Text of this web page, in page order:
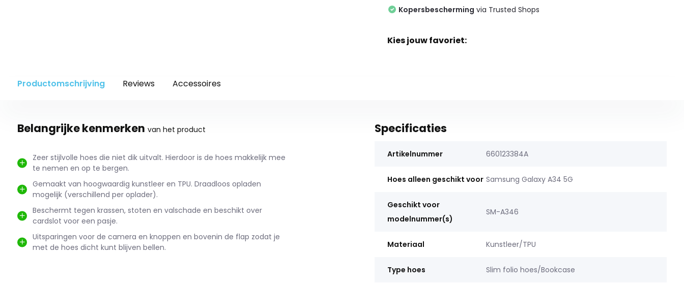
Kopersbescherming via Trusted Shops
Kies jouw favoriet:
Productomschrijving Reviews Accessoires
Belangrijke kenmerken van het product
Zeer stijlvolle hoes die niet dik uitvalt. Hierdoor is de hoes makkelijk mee
te nemen en op te bergen.
Gemaakt van hoogwaardig kunstleer en TPU. Draadloos opladen
mogelijk (verschillend per oplader).
Beschermt tegen krassen, stoten en valschade en beschikt over
cardslot voor een pasje.
Uitsparingen voor de camera en knoppen en bovenin de flap zodat je
met de hoes dicht kunt blijven bellen.
Specificaties
Artikelnummer 660123384A
Hoes alleen geschikt voor Samsung Galaxy A34 5G
Geschikt voor
modelnummer(s)
SM-A346
Materiaal Kunstleer/TPU
Type hoes Slim folio hoes/Bookcase